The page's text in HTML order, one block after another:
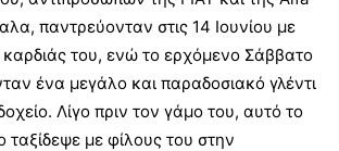
παντρεύονταν στις 14 Ιουνίου με
καρδιάς του, ενώ το ερχόμενο Σάββατο
ένα μεγάλο και παραδοσιακό γλέντι
Λίγο πριν τον γάμο του, αυτό το
ταξίδεψε με φίλους του στην